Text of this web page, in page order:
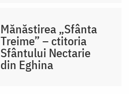
Mănăstirea „Sfânta
Treime” – ctitoria
Sfântului Nectarie
din Eghina